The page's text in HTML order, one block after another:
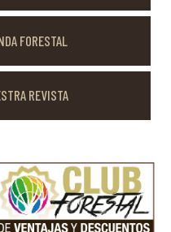
FORESTAL
REVISTA